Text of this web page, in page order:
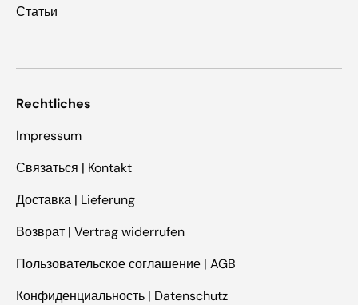
Статьи
Rechtliches
Impressum
Связаться | Kontakt
Доставка | Lieferung
Возврат | Vertrag widerrufen
Пользовательское соглашение | AGB
Конфиденциальность | Datenschutz